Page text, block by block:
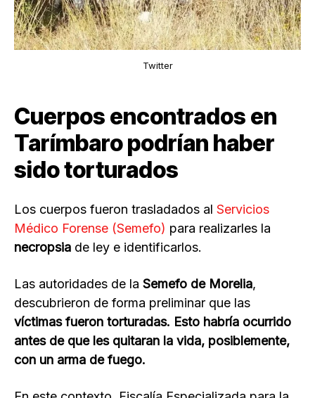
Twitter
Cuerpos encontrados en
Tarímbaro podrían haber
sido torturados
Los cuerpos fueron trasladados al Servicios
Médico Forense (Semefo) para realizarles la
necropsia de ley e identificarlos.
Las autoridades de la Semefo de Morelia,
descubrieron de forma preliminar que las
víctimas fueron torturadas. Esto habría ocurrido
antes de que les quitaran la vida, posiblemente,
con un arma de fuego.